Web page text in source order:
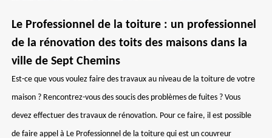
Le Professionnel de la toiture : un professionnel
de la rénovation des toits des maisons dans la
ville de Sept Chemins
Est-ce que vous voulez faire des travaux au niveau de la toiture de votre
maison ? Rencontrez-vous des soucis des problèmes de fuites ? Vous
devez effectuer des travaux de rénovation. Pour ce faire, il est possible
de faire appel à Le Professionnel de la toiture qui est un couvreur